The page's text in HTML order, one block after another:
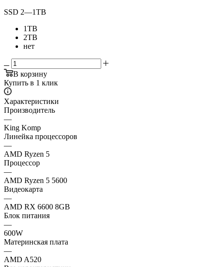
SSD 2—1TB
1TB
2TB
нет
В корзину
Купить в 1 клик
Характеристики
Производитель
—
King Komp
Линейка процессоров
—
AMD Ryzen 5
Процессор
—
AMD Ryzen 5 5600
Видеокарта
—
AMD RX 6600 8GB
Блок питания
—
600W
Материнская плата
—
AMD A520